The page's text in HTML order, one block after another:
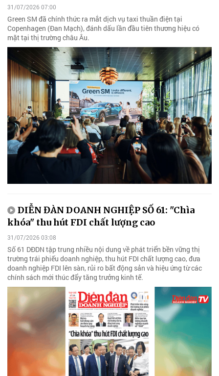
31/07/2026 07:00
Green SM đã chính thức ra mắt dịch vụ taxi thuần điện tại
Copenhagen (Đan Mạch), đánh dấu lần đầu tiên thương hiệu có
mặt tại thị trường châu Âu.
DIỄN ĐÀN DOANH NGHIỆP SỐ 61: "Chìa
khóa" thu hút FDI chất lượng cao
31/07/2026 03:08
Số 61 DĐDN tập trung nhiều nội dung về phát triển bền vững thị
trường trái phiếu doanh nghiệp, thu hút FDI chất lượng cao, đưa
doanh nghiệp FDI lên sàn, rủi ro bất động sản và hiệu ứng từ các
chính sách mới thúc đẩy tăng trưởng kinh tế.